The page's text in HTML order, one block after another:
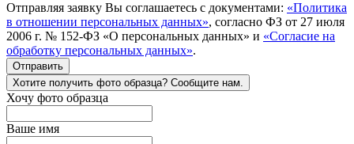
Отправляя заявку Вы соглашаетесь с документами: «Политика
в отношении персональных данных», согласно ФЗ от 27 июля
2006 г. № 152-ФЗ «О персональных данных» и «Согласие на
обработку персональных данных».
Отправить
Хотите получить фото образца? Сообщите нам.
Хочу фото образца
Ваше имя